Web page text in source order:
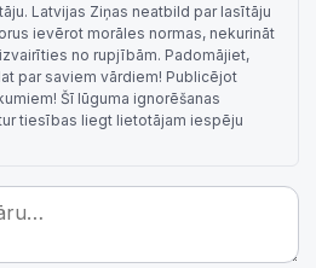
Latvijas Ziņas neatbild par lasītāju
ievērot morāles normas, nekurināt
no rupjībām. Padomājiet,
par saviem vārdiem! Publicējot
Šī lūguma ignorēšanas
tiesības liegt lietotājam iespēju